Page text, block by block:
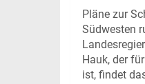
Pläne zur
Südwesten
Hauk, der
ist, findet